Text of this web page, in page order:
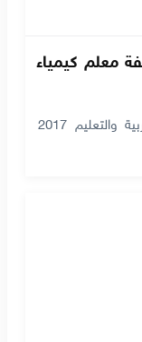
معلم كيمياء
امتحان التوظيف للمتفدمين بوظائف التربية والتعليم 2017